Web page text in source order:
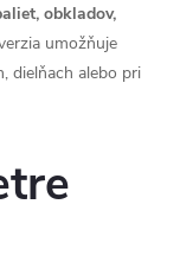
obkladov,
umožňuje
dielňach alebo pri